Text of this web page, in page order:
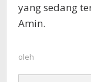
yang sedang
Amin.
oleh